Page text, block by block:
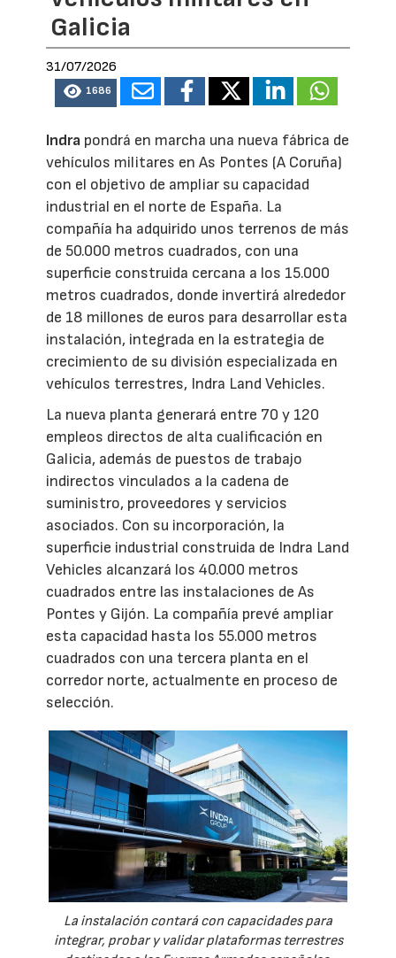
Galicia
31/07/2026
1686
Indra pondrá en marcha una nueva fábrica de
vehículos militares en As Pontes (A Coruña)
con el objetivo de ampliar su capacidad
industrial en el norte de España. La
compañía ha adquirido unos terrenos de más
de 50.000 metros cuadrados, con una
superficie construida cercana a los 15.000
metros cuadrados, donde invertirá alrededor
de 18 millones de euros para desarrollar esta
instalación, integrada en la estrategia de
crecimiento de su división especializada en
vehículos terrestres, Indra Land Vehicles.
La nueva planta generará entre 70 y 120
empleos directos de alta cualificación en
Galicia, además de puestos de trabajo
indirectos vinculados a la cadena de
suministro, proveedores y servicios
asociados. Con su incorporación, la
superficie industrial construida de Indra Land
Vehicles alcanzará los 40.000 metros
cuadrados entre las instalaciones de As
Pontes y Gijón. La compañía prevé ampliar
esta capacidad hasta los 55.000 metros
cuadrados con una tercera planta en el
corredor norte, actualmente en proceso de
selección.
La instalación contará con capacidades para
integrar, probar y validar plataformas terrestres